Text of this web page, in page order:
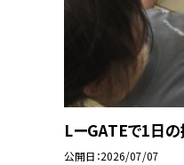
LーGATEで1日の
公開日 2026/07/07